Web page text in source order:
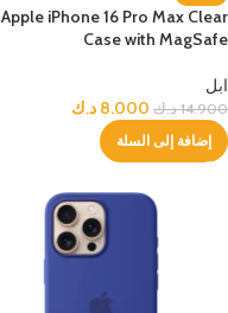
Apple iPhone 16 Pro Max Clear
Case with MagSafe
ابل
14.900 د.ك 8.000 د.ك
إضافة إلى السلة